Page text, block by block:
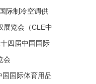
际制冷空调供
展览会（CLE中
四届中国国际
会
国际体育用品